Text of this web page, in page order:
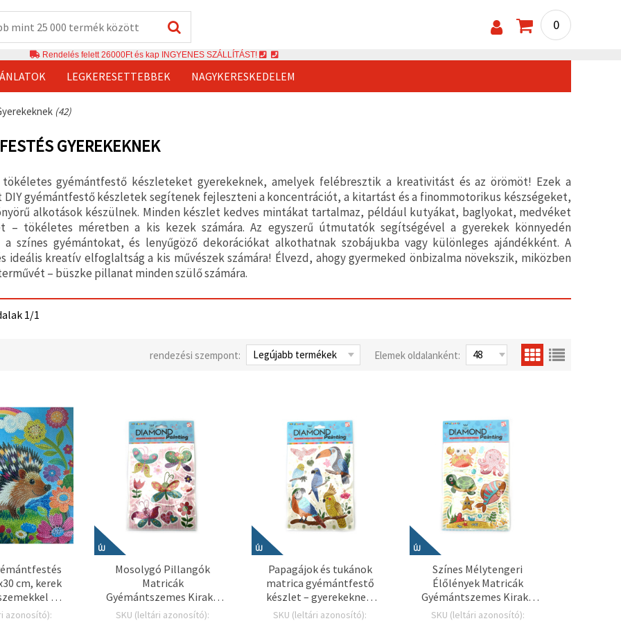
0
Rendelés felett 26000Ft és kap INGYENES SZÁLLÍTÁST!
LEGKERESETTEBBEK NAGYKERESKEDELEM
(42)
GYEREKEKNEK
gyémántfestő készleteket gyerekeknek, amelyek felébresztik a kreativitást és az örömöt! Ezek a
DIY gyémántfestő készletek segítenek fejleszteni a koncentrációt, a kitartást és a finommotorikus készségeket,
alkotások készülnek. Minden készlet kedves mintákat tartalmaz, például kutyákat, baglyokat, medvéket
– tökéletes méretben a kis kezek számára. Az egyszerű útmutatók segítségével a gyerekek könnyedén
színes gyémántokat, és lenyűgöző dekorációkat alkothatnak szobájukba vagy különleges ajándékként. A
ideális kreatív elfoglaltság a kis művészek számára! Élvezd, ahogy gyermeked önbizalma növekszik, miközben
– büszke pillanat minden szülő számára.
1/1
rendezési szempont: Elemek oldalanként:
cm, kerek
–
„Sün”
azonosító):
ÚJ
Mosolygó Pillangók
Matricák
Gyémántszemes Kirakó
Készlet – Tökéletes
SKU (leltári azonosító):
ÚJ
Papagájok és tukánok
matrica gyémántfestő
készlet – gyerekeknek,
trópusi mintával, kreatív
SKU (leltári azonosító):
ÚJ
Színes Mélytengeri
Élőlények Matricák
Gyémántszemes Kirakó
Készlet – Tökéletes
SKU (leltári azonosító):